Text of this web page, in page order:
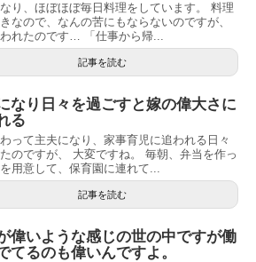
り、ほぼほぼ毎日料理をしています。 料理
なので、なんの苦にもならないのですが、
れたのです… 「仕事から帰...
記事を読む
なり日々を過ごすと嫁の偉大さに
る
って主夫になり、家事育児に追われる日々
のですが、 大変ですね。 毎朝、弁当を作っ
用意して、保育園に連れて...
記事を読む
偉いような感じの世の中ですが働
てるのも偉いんですよ。